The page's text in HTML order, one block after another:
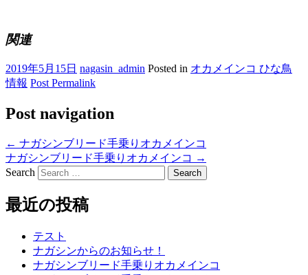
関連
2019年5月15日 nagasin_admin Posted in オカメインコ ひな鳥
情報 Post Permalink
Post navigation
← ナガシンブリード手乗りオカメインコ
ナガシンブリード手乗りオカメインコ →
Search
最近の投稿
テスト
ナガシンからのお知らせ！
ナガシンブリード手乗りオカメインコ